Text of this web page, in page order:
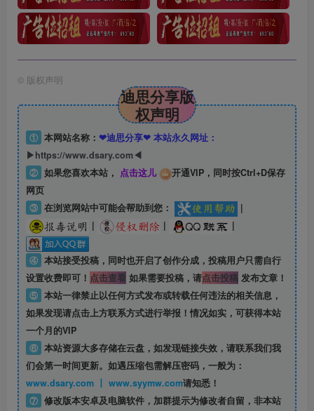
© 版权声明
迪思分享版
权声明
① 本网站名称： ❤迪思分享❤ 本站永久网址：
▶https://www.dsary.com◀
② 如果您喜欢本站， 点击这儿
开通VIP，同时按Ctrl+D保存
网页
③ 在浏览网站中可能会帮助到您：
|
|
| |
④ 本站接受投稿，同时也开启了创作分成，投稿用户只需自行
设置收费即可！ 点击查看如果需要投稿，请点击投稿发布文章！
⑤ 本站一律禁止以任何方式发布或转载任何违法的相关信息，
如果发现请点击上方联系方式进行举报！情况如实，可获得本站
一个月的VIP
⑥ 本站资源大多存储在云盘，如发现链接失效，请联系我们我
们会第一时间更新。如遇压缩包需解压密码，一般为：
www.dsary.com 丨 www.syymw.com请知悉！
⑦ 修改版本安卓及电脑软件，加群提示为修改者自留， 非本站